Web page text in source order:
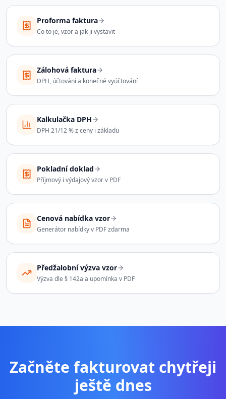
Proforma faktura
Co to je, vzor a jak ji vystavit
Zálohová faktura
DPH, účtování a konečné vyúčtování
Kalkulačka DPH
DPH 21/12 % z ceny i základu
Pokladní doklad
Příjmový i výdajový vzor v PDF
Cenová nabídka vzor
Generátor nabídky v PDF zdarma
Předžalobní výzva vzor
Výzva dle § 142a a upomínka v PDF
Začněte fakturovat chytřeji
ještě dnes